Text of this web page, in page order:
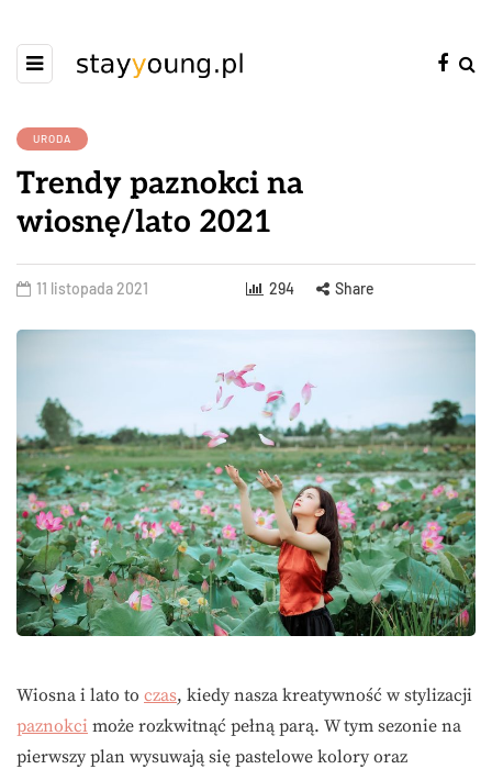
URODA
Trendy paznokci na
wiosnę/lato 2021
11 listopada 2021 294 Share
Wiosna i lato to czas, kiedy nasza kreatywność w stylizacji
paznokci może rozkwitnąć pełną parą. W tym sezonie na
pierwszy plan wysuwają się pastelowe kolory oraz